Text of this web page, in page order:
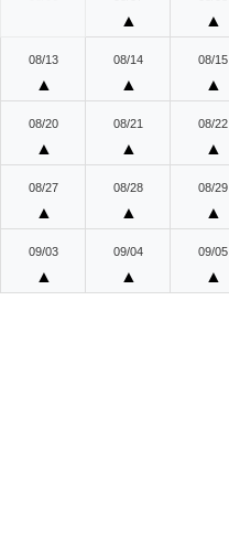
▲ ▲
08/13
▲
08/14
▲
08/15
▲
08/20
▲
08/21
▲
08/22
▲
08/27
▲
08/28
▲
08/29
▲
09/03
▲
09/04
▲
09/05
▲